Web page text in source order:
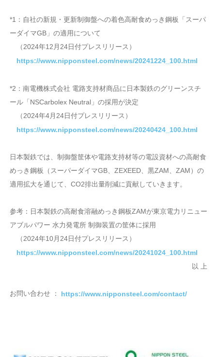
*1：自社の新規・更新制御盤への着色高耐食めっき鋼板「スーパ
ーダイマGB」の適用について
（2024年12月24日付プレスリリース）
https://www.nipponsteel.com/news/20241224_100.html
*2：南電機株式会社 電路支持材商品に日本製鉄のグリーンスチ
ール「NSCarbolex Neutral」の採用が決定
（2024年4月24日付プレスリリース）
https://www.nipponsteel.com/news/20240424_100.html
日本製鉄では、制御盤筐体や電路支持材等の電設資材への高耐食
めっき鋼板（スーパーダイマGB、ZEXEED、黒ZAM、ZAM）の
適用拡大を通じて、CO2排出量削減に貢献していきます。
参考：日本製鉄の高耐食溶融めっき鋼板ZAMが東京電力リニュー
アブルパワー 水力発電所 制御装置の筐体に採用
（2024年10月24日付プレスリリース）
https://www.nipponsteel.com/news/20241024_100.html
以 上
お問い合わせ ： https://www.nipponsteel.com/contact/